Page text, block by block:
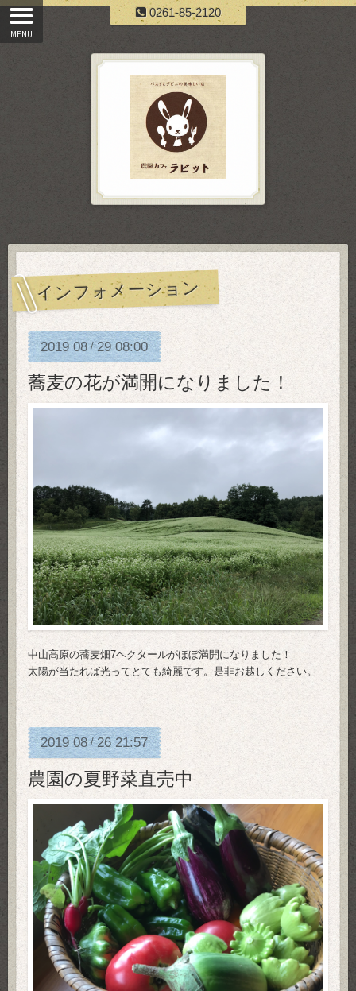
0261-85-2120
インフォメーション
2019 08/29 08:00
蕎麦の花が満開になりました！
中山高原の蕎麦畑7ヘクタールがほぼ満開になりました！
太陽が当たれば光ってとても綺麗です。是非お越しください。
2019 08/26 21:57
農園の夏野菜直売中